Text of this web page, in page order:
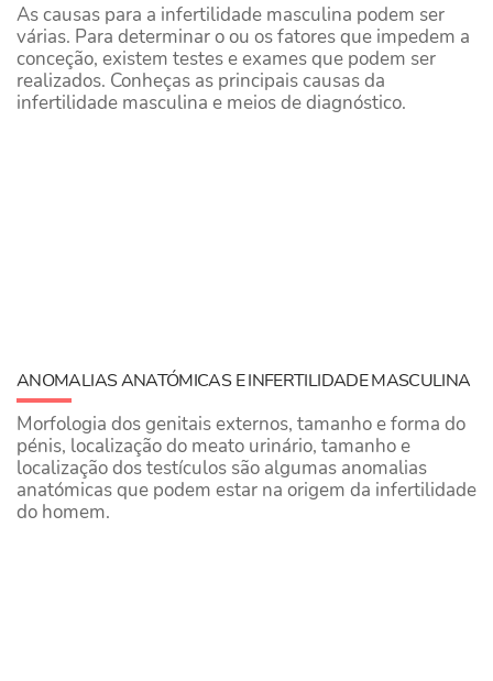
As causas para a infertilidade masculina podem ser
várias. Para determinar o ou os fatores que impedem a
conceção, existem testes e exames que podem ser
realizados. Conheças as principais causas da
infertilidade masculina e meios de diagnóstico.
​ANOMALIAS ANATÓMICAS E INFERTILIDADE MASCULINA
Morfologia dos genitais externos, tamanho e forma do
pénis, localização do meato urinário, tamanho e
localização dos testículos são algumas anomalias
anatómicas que podem estar na origem da infertilidade
do homem.